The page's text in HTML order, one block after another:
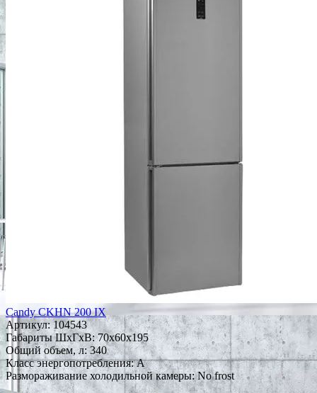
Candy CKHN 200 IX
Артикул:104543
Габариты ШxГxВ: 70x60x195
Общий объем, л: 340
Класс энергопотребления: A
Размораживание холодильной камеры: No frost